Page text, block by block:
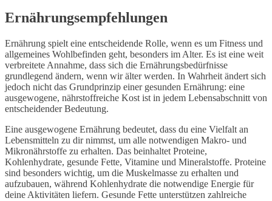
Ernährungsempfehlungen
Ernährung spielt eine entscheidende Rolle, wenn es um Fitness und
allgemeines Wohlbefinden geht, besonders im Alter. Es ist eine weit
verbreitete Annahme, dass sich die Ernährungsbedürfnisse
grundlegend ändern, wenn wir älter werden. In Wahrheit ändert sich
jedoch nicht das Grundprinzip einer gesunden Ernährung: eine
ausgewogene, nährstoffreiche Kost ist in jedem Lebensabschnitt von
entscheidender Bedeutung.
Eine ausgewogene Ernährung bedeutet, dass du eine Vielfalt an
Lebensmitteln zu dir nimmst, um alle notwendigen Makro- und
Mikronährstoffe zu erhalten. Das beinhaltet Proteine,
Kohlenhydrate, gesunde Fette, Vitamine und Mineralstoffe. Proteine
sind besonders wichtig, um die Muskelmasse zu erhalten und
aufzubauen, während Kohlenhydrate die notwendige Energie für
deine Aktivitäten liefern. Gesunde Fette unterstützen zahlreiche